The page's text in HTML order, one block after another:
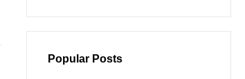
Popular Posts